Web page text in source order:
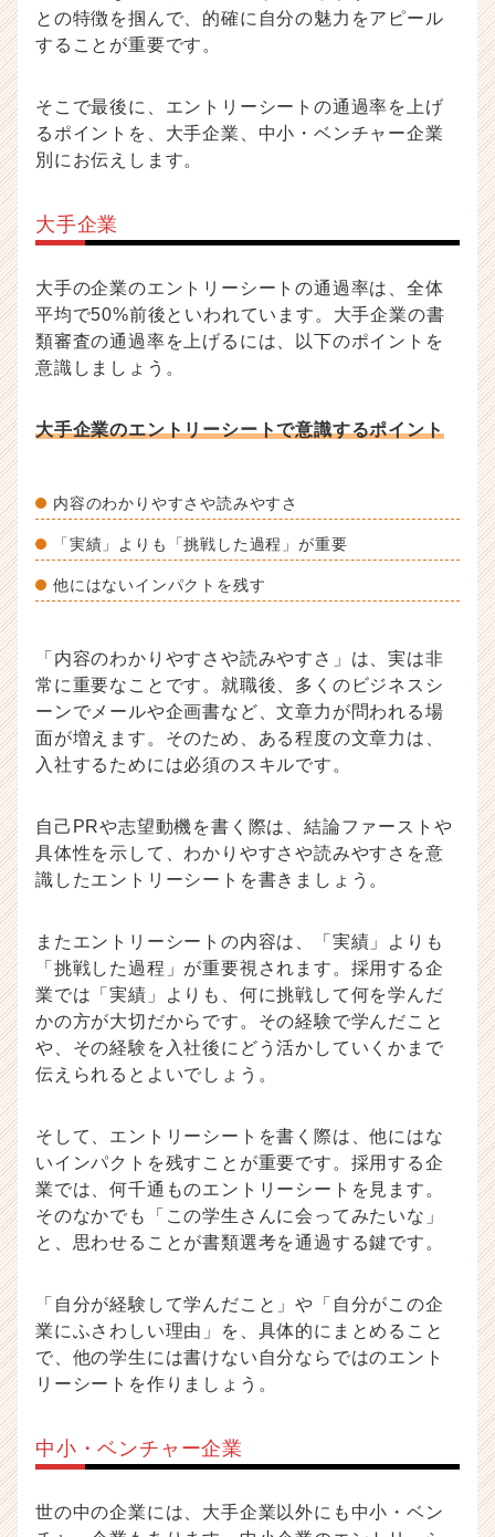
との特徴を掴んで、的確に自分の魅力をアピール
することが重要です。
そこで最後に、エントリーシートの通過率を上げ
るポイントを、大手企業、中小・ベンチャー企業
別にお伝えします。
大手企業
大手の企業のエントリーシートの通過率は、全体
平均で50%前後といわれています。大手企業の書
類審査の通過率を上げるには、以下のポイントを
意識しましょう。
大手企業のエントリーシートで意識するポイント
内容のわかりやすさや読みやすさ
「実績」よりも「挑戦した過程」が重要
他にはないインパクトを残す
「内容のわかりやすさや読みやすさ」は、実は非
常に重要なことです。就職後、多くのビジネスシ
ーンでメールや企画書など、文章力が問われる場
面が増えます。そのため、ある程度の文章力は、
入社するためには必須のスキルです。
自己PRや志望動機を書く際は、結論ファーストや
具体性を示して、わかりやすさや読みやすさを意
識したエントリーシートを書きましょう。
またエントリーシートの内容は、「実績」よりも
「挑戦した過程」が重要視されます。採用する企
業では「実績」よりも、何に挑戦して何を学んだ
かの方が大切だからです。その経験で学んだこと
や、その経験を入社後にどう活かしていくかまで
伝えられるとよいでしょう。
そして、エントリーシートを書く際は、他にはな
いインパクトを残すことが重要です。採用する企
業では、何千通ものエントリーシートを見ます。
そのなかでも「この学生さんに会ってみたいな」
と、思わせることが書類選考を通過する鍵です。
「自分が経験して学んだこと」や「自分がこの企
業にふさわしい理由」を、具体的にまとめること
で、他の学生には書けない自分ならではのエント
リーシートを作りましょう。
中小・ベンチャー企業
世の中の企業には、大手企業以外にも中小・ベン